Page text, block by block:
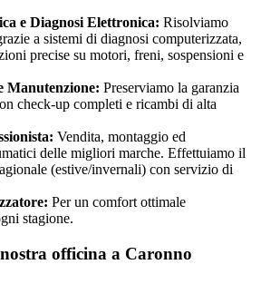
e Diagnosi Elettronica: Risolviamo
a sistemi di diagnosi computerizzata,
precise su motori, freni, sospensioni e
Manutenzione: Preserviamo la garanzia
check-up completi e ricambi di alta
Vendita, montaggio ed
delle migliori marche. Effettuiamo il
(estive/invernali) con servizio di
Per un comfort ottimale
stagione.
nostra officina a Caronno